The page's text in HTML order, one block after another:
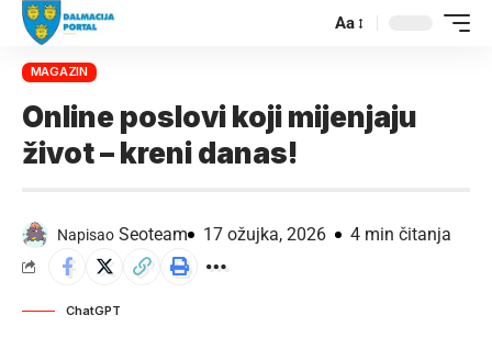
Aa
MAGAZIN
Online poslovi koji mijenjaju
život – kreni danas!
Napisao Seoteam 17 ožujka, 2026 4 min čitanja
ChatGPT